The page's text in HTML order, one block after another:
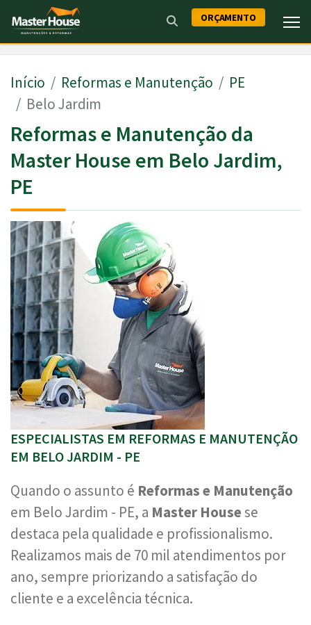
ORÇAMENTO
Início Reformas e Manutenção
PE
Belo Jardim
Reformas e Manutenção da
Master House em Belo Jardim,
PE
ESPECIALISTAS EM REFORMAS E MANUTENÇÃO
EM BELO JARDIM - PE
Quando o assunto é Reformas e Manutenção
em Belo Jardim - PE, a Master Housese
destaca pela qualidade e profissionalismo.
Realizamos mais de 70 mil atendimentos por
ano, sempre priorizando a satisfação do
cliente e a excelência técnica.